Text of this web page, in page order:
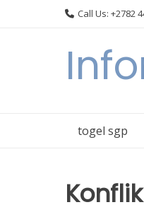
Call Us: +2782
togel sgp